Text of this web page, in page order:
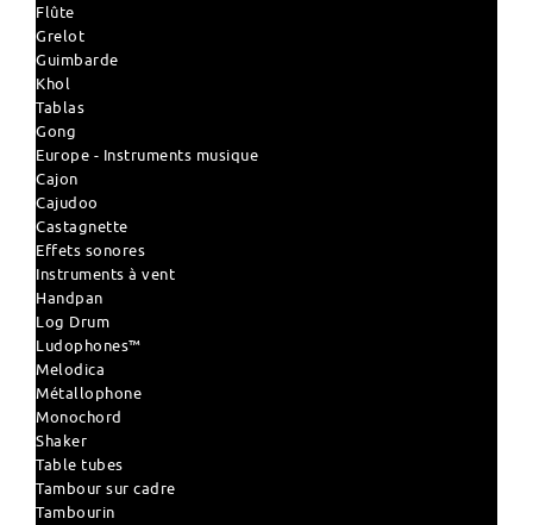
Flûte
Grelot
Guimbarde
Khol
Tablas
Gong
Europe - Instruments musique
Cajon
Cajudoo
Castagnette
Effets sonores
Instruments à vent
Handpan
Log Drum
Ludophones™
Melodica
Métallophone
Monochord
Shaker
Table tubes
Tambour sur cadre
Tambourin